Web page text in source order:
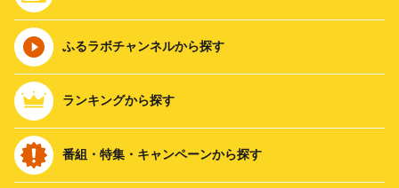
ふるラボチャンネルから探す
ランキングから探す
番組・特集・キャンペーンから探す